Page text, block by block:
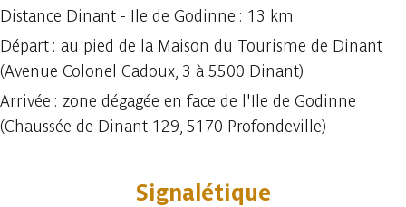
Distance Dinant - Ile de Godinne : 13 km
Départ : au pied de la Maison du Tourisme de Dinant
(Avenue Colonel Cadoux, 3 à 5500 Dinant)
Arrivée : zone dégagée en face de l'Ile de Godinne
(Chaussée de Dinant 129, 5170 Profondeville)
Signalétique